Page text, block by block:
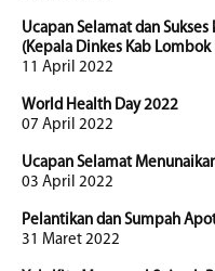
Ucapan Selamat dan
(Kepala Dinkes Kab Lombok
11 April 2022
World Health Day 2022
07 April 2022
Ucapan Selamat
03 April 2022
Pelantikan dan Sumpah
31 Maret 2022